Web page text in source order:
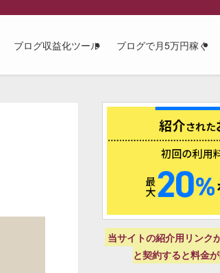
ブログ収益化ツール ブログで月5万円稼ぐ
当サイトの紹介用リンク
と契約すると料金